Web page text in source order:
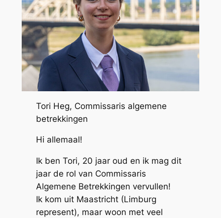
Tori Heg, Commissaris algemene
betrekkingen
Hi allemaal!
Ik ben Tori, 20 jaar oud en ik mag dit
jaar de rol van Commissaris
Algemene Betrekkingen vervullen!
Ik kom uit Maastricht (Limburg
represent), maar woon met veel